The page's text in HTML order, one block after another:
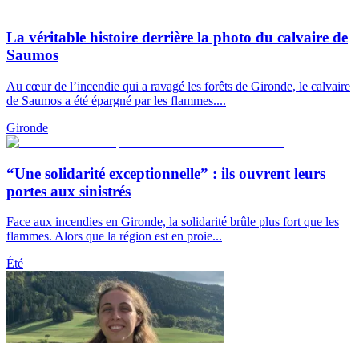
La véritable histoire derrière la photo du calvaire de
Saumos
Au cœur de l’incendie qui a ravagé les forêts de Gironde, le calvaire
de Saumos a été épargné par les flammes....
Gironde
“Une solidarité exceptionnelle” : ils ouvrent leurs
portes aux sinistrés
Face aux incendies en Gironde, la solidarité brûle plus fort que les
flammes. Alors que la région est en proie...
Été